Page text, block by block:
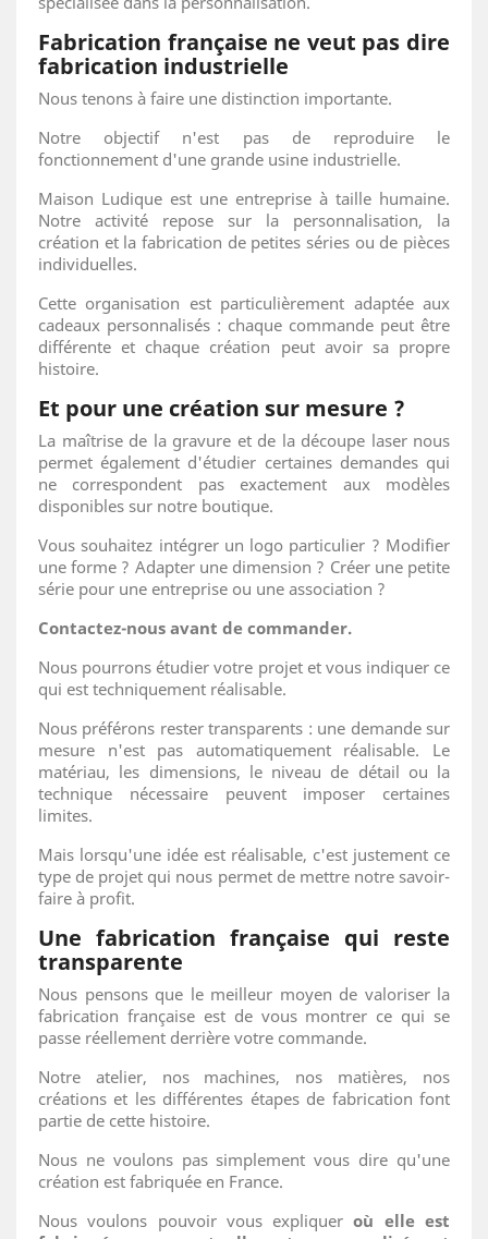
Fabrication française ne veut pas dire
fabrication industrielle
Nous tenons à faire une distinction importante.
Notre objectif n'est pas de reproduire le
fonctionnement d'une grande usine industrielle.
Maison Ludique est une entreprise à taille humaine.
Notre activité repose sur la personnalisation, la
création et la fabrication de petites séries ou de pièces
individuelles.
Cette organisation est particulièrement adaptée aux
cadeaux personnalisés : chaque commande peut être
différente et chaque création peut avoir sa propre
histoire.
Et pour une création sur mesure ?
La maîtrise de la gravure et de la découpe laser nous
permet également d'étudier certaines demandes qui
ne correspondent pas exactement aux modèles
disponibles sur notre boutique.
Vous souhaitez intégrer un logo particulier ? Modifier
une forme ? Adapter une dimension ? Créer une petite
série pour une entreprise ou une association ?
Contactez-nous avant de commander.
Nous pourrons étudier votre projet et vous indiquer ce
qui est techniquement réalisable.
Nous préférons rester transparents : une demande sur
mesure n'est pas automatiquement réalisable. Le
matériau, les dimensions, le niveau de détail ou la
technique nécessaire peuvent imposer certaines
limites.
Mais lorsqu'une idée est réalisable, c'est justement ce
type de projet qui nous permet de mettre notre savoir-
faire à profit.
Une fabrication française qui reste
transparente
Nous pensons que le meilleur moyen de valoriser la
fabrication française est de vous montrer ce qui se
passe réellement derrière votre commande.
Notre atelier, nos machines, nos matières, nos
créations et les différentes étapes de fabrication font
partie de cette histoire.
Nous ne voulons pas simplement vous dire qu'une
création est fabriquée en France.
Nous voulons pouvoir vous expliqueroù elle est